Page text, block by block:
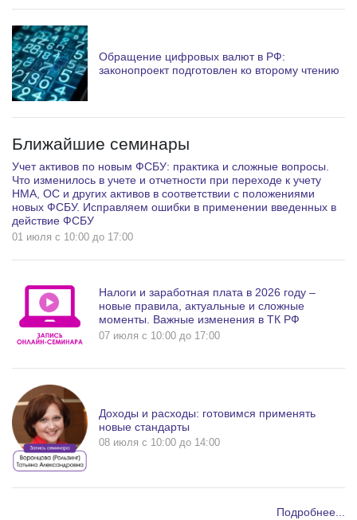
Обращение цифровых валют в РФ:
законопроект подготовлен ко второму чтению
Ближайшие семинары
Учет активов по новым ФСБУ: практика и сложные вопросы.
Что изменилось в учете и отчетности при переходе к учету
НМА, ОС и других активов в соответствии с положениями
новых ФСБУ. Исправляем ошибки в применении введенных в
действие ФСБУ
01 июля c 10:00 до 17:00
Налоги и заработная плата в 2026 году –
новые правила, актуальные и сложные
моменты. Важные изменения в ТК РФ
07 июля c 10:00 до 17:00
Доходы и расходы: готовимся применять
новые стандарты
08 июля c 10:00 до 14:00
Подробнее...